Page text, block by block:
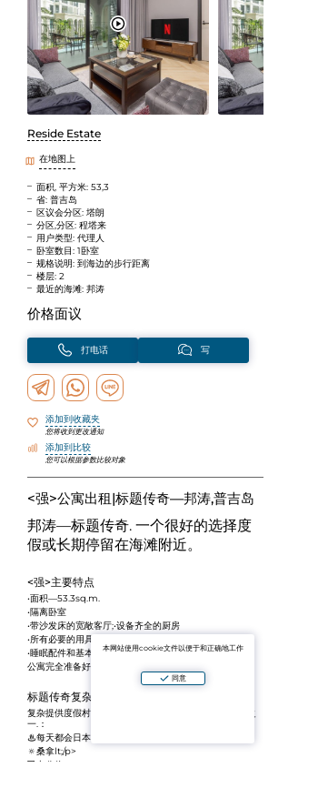
Reside Estate
在地图上
面积, 平方米: 53,3
省: 普吉岛
区议会分区: 塔朗
分区,分区: 程塔来
用户类型: 代理人
卧室数目: 1卧室
规格说明: 到海边的步行距离
楼层: 2
最近的海滩: 邦涛
价格面议
打电话 写
添加到收藏夹
您将收到更改通知
添加到比较
您可以根据参数比较对象
<强>公寓出租|标题传奇—邦涛,普吉岛
邦涛—标题传奇. 一个很好的选择度
假或长期停留在海滩附近。
<强>主要特点
•面积—53.3sq.m.
•隔离卧室
•带沙发床的宽敞客厅;•设备齐全的厨房
•所有必要的用具和家用电器
•睡眠配件和基本化妆品
公寓完全准备好搬进来-来住。
标题传奇复杂的基础设施
复杂提供度假村级设施,这使得它在普吉岛最抢手的租金之
一.：
♨每天都会日本温泉
🔅桑拿lt;/p>
💻办公位
本网站使用cookie文件以便于和正确地工作
同意